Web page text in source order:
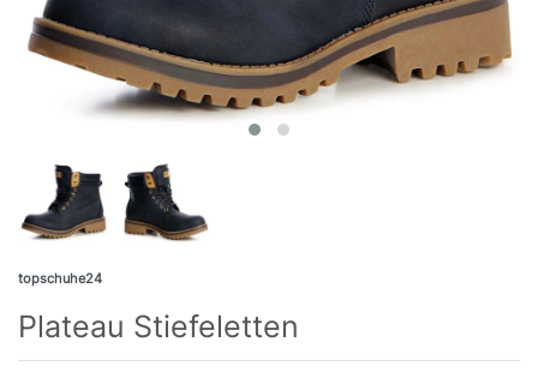
topschuhe24
Plateau Stiefeletten